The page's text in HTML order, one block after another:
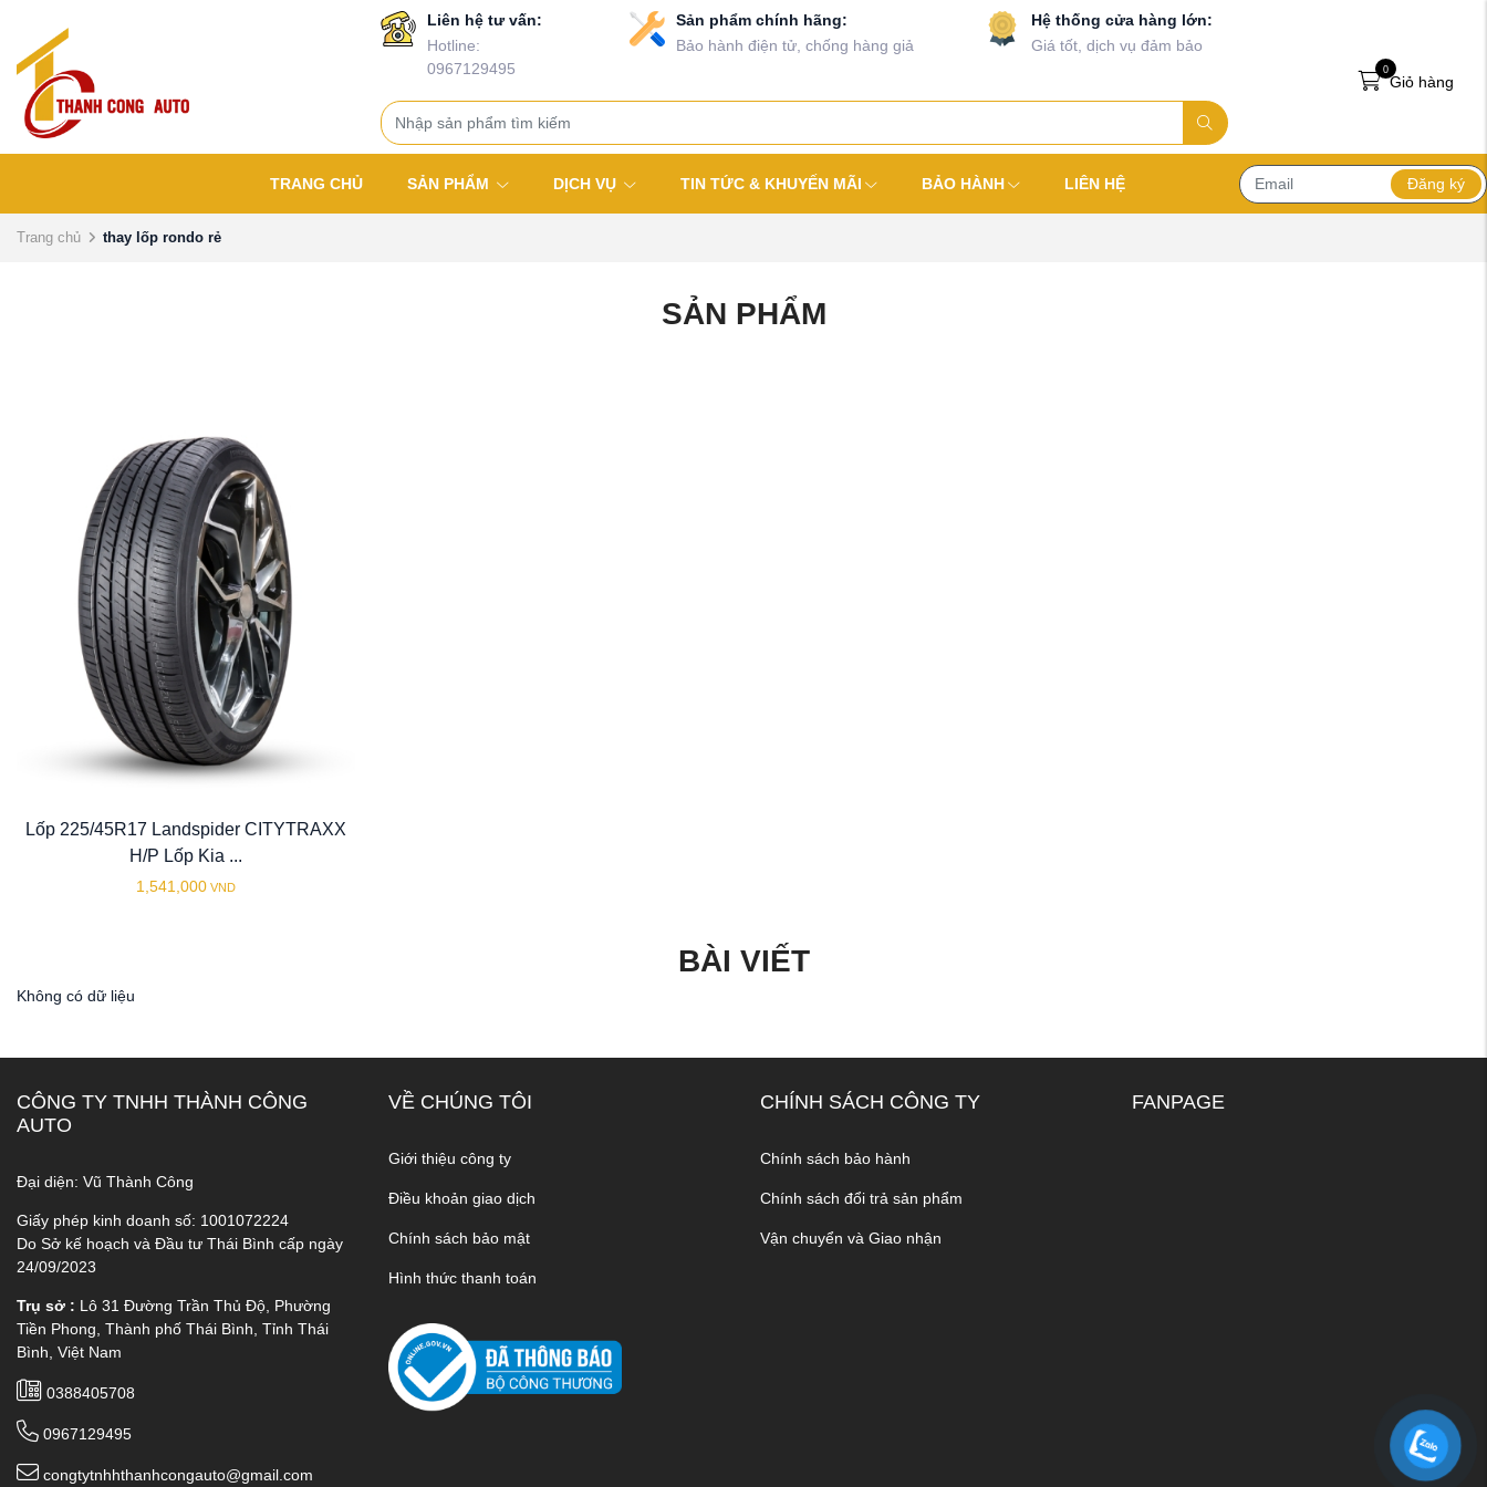
Liên hệ tư vấn:
Hotline:
0967129495
Sản phẩm chính hãng:
Bảo hành điện tử, chống hàng giả
Hệ thống cửa hàng lớn:
Giá tốt, dịch vụ đảm bảo
Giỏ hàng
0
TRANG CHỦ SẢN PHẨM DỊCH VỤ TIN TỨC & KHUYẾN MÃI BẢO HÀNH LIÊN HỆ Đăng ký
Trang chủ thay lốp rondo rẻ
SẢN PHẨM
Lốp 225/45R17 Landspider CITYTRAXX
H/P Lốp Kia ...
1,541,000 VND
BÀI VIẾT
Không có dữ liệu
CÔNG TY TNHH THÀNH CÔNG
AUTO
Đại diện: Vũ Thành Công
Giấy phép kinh doanh số: 1001072224
Do Sở kế hoạch và Đầu tư Thái Bình cấp ngày
24/09/2023
Trụ sở : Lô 31 Đường Trần Thủ Độ, Phường
Tiền Phong, Thành phố Thái Bình, Tỉnh Thái
Bình, Việt Nam
0388405708
0967129495
congtytnhhthanhcongauto@gmail.com
VỀ CHÚNG TÔI
Giới thiệu công ty
Điều khoản giao dịch
Chính sách bảo mật
Hình thức thanh toán
CHÍNH SÁCH CÔNG TY
Chính sách bảo hành
Chính sách đổi trả sản phẩm
Vận chuyển và Giao nhận
FANPAGE